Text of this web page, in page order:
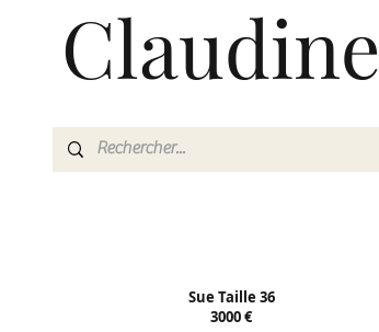
Claudine
Sue Taille 36
3000 €